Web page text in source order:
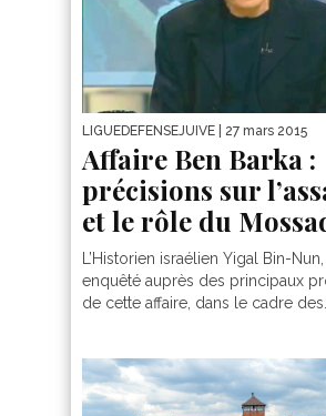
LIGUEDEFENSEJUIVE | 27 mars 2015
Affaire Ben Barka :
précisions sur
et le rôle du
L’Historien israélien Yigal Bin-
enquêté auprès des principaux
de cette affaire, dans le cadre des...